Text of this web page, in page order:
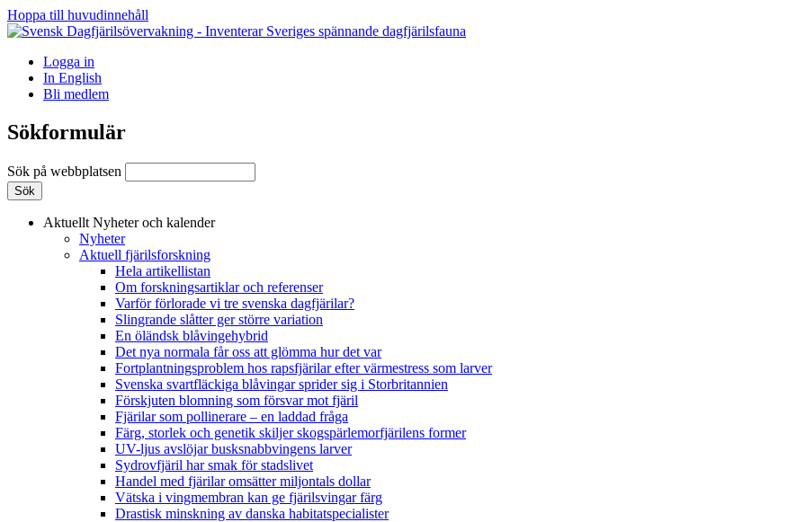
Hoppa till huvudinnehåll
Logga in
In English
Bli medlem
Sökformulär
Sök på webbplatsen
Aktuellt Nyheter och kalender
Nyheter
Aktuell fjärilsforskning
Hela artikellistan
Om forskningsartiklar och referenser
Varför förlorade vi tre svenska dagfjärilar?
Slingrande slåtter ger större variation
En öländsk blåvingehybrid
Det nya normala får oss att glömma hur det var
Fortplantningsproblem hos rapsfjärilar efter värmestress som larver
Svenska svartfläckiga blåvingar sprider sig i Storbritannien
Förskjuten blomning som försvar mot fjäril
Fjärilar som pollinerare – en laddad fråga
Färg, storlek och genetik skiljer skogspärlemorfjärilens former
UV-ljus avslöjar busksnabbvingens larver
Sydrovfjäril har smak för stadslivet
Handel med fjärilar omsätter miljontals dollar
Vätska i vingmembran kan ge fjärilsvingar färg
Drastisk minskning av danska habitatspecialister